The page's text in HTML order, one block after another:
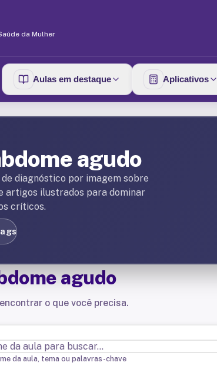
da Mulher
Aulas em destaque Aplicativos
agudo
diagnóstico por imagem sobre
artigos ilustrados para dominar
críticos.
agudo
o que você precisa.
da aula, tema ou palavras-chave